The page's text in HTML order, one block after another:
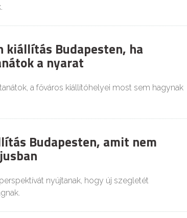
kiállítás Budapesten, ha
a nyarat
a főváros kiállítóhelyei most sem hagynak
Budapesten, amit nem
nyújtanak, hogy új szegletét